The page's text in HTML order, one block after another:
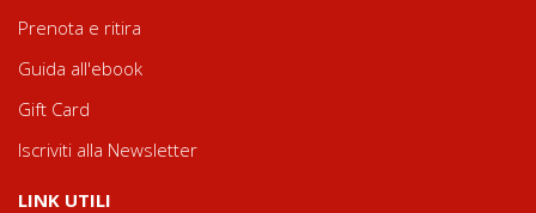
Prenota e ritira
Guida all'ebook
Gift Card
Iscriviti alla Newsletter
LINK UTILI